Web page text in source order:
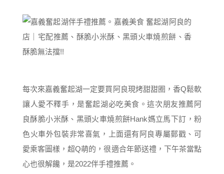
每次來嘉義奮起湖一定要買阿良現烤甜甜圈，香Q鬆軟
讓人愛不釋手，是奮起湖必吃美食。這次朋友推薦阿
良酥脆小米酥、黑頭火車燒煎餅Hank媽立馬下訂，粉
色火車外包裝非常喜氣，上面還有阿良專屬郵戳、可
愛乘客圖樣，超Q萌的，很適合年節送禮，下午茶當點
心也很解饞，是2022伴手禮推薦。